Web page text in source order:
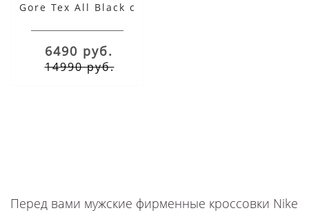
Gore Tex All Black с
6490 руб.
14990 руб.
Перед вами мужские фирменные кроссовки Nike